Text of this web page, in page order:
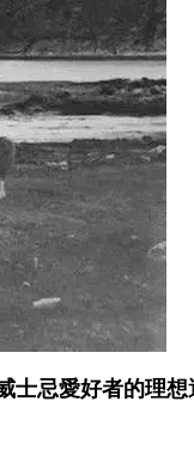
忌愛好者的理